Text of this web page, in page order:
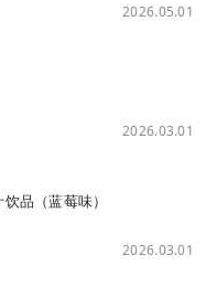
2026.05.01
2026.03.01
品（蓝莓味）
2026.03.01